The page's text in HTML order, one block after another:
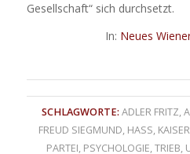
Gesellschaft“ sich durchsetzt.
In: Neues
SCHLAGWORTE: ADLER FRITZ,
FREUD SIEGMUND, HASS , KAISER
PARTEI, PSYCHOLOGIE, TRIEB,